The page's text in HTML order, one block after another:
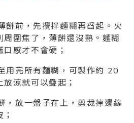
餅前，先攪拌麵糊再舀起。火
周圍焦了，薄餅還沒熟。麵糊
感才不會硬；
用完所有麵糊，可製作約 20
涼就可以疊起；
，放一盤子在上，剪裁掉邊緣